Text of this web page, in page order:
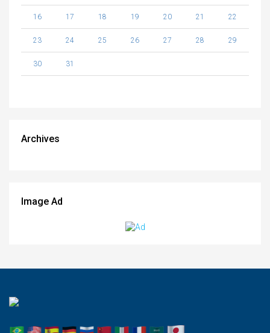
16 17 18 19 20 21 22
23 24 25 26 27 28 29
30 31
Archives
Image Ad